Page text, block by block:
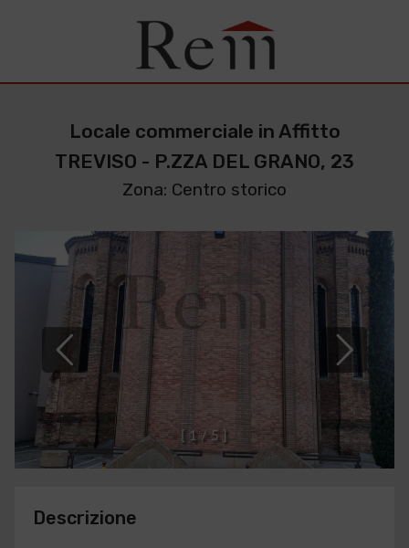
Locale commerciale in Affitto
TREVISO - P.ZZA DEL GRANO, 23
Zona: Centro storico
1 / 5
Descrizione